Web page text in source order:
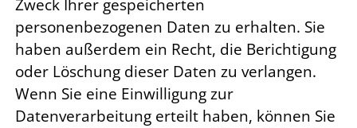
Zweck Ihrer gespeicherten
personenbezogenen Daten zu erhalten. Sie
haben außerdem ein Recht, die Berichtigung
oder Löschung dieser Daten zu verlangen.
Wenn Sie eine Einwilligung zur
Datenverarbeitung erteilt haben, können Sie